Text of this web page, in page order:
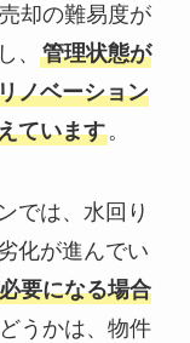
却の難易度が
、 管理状態が
ノベーション
ています。
では、水回り
化が進んでい
要になる場合
うかは、物件